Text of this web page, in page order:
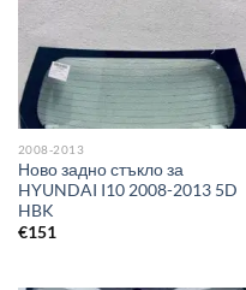
2008-2013
Ново задно стъкло за
HYUNDAI I10 2008-2013 5D
HBK
€151